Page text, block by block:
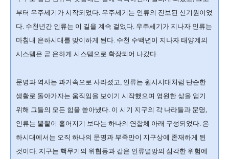
부터 우주세기가 시작되었다. 우주세기는 인류의 진보된 신기원이었
다. 수천년간 인류는 이 길을 계속 걸었다. 우주세기가 지나자 인류는
마침내 은하시대를 맞이하게 된다. 수천 수백년이 지나자 태양계의
시스템은 곧 은하계 시스템으로 확장되어 나갔다.
문명과 역사는 과거속으로 사라졌고, 인류는 원시시대처럼 단순한
생활로 돌아가자는 움직임을 보이기 시작했으며 영원한 삶을 얻기
위해 그들의 모든 힘을 쏟아냈다. 이 시기 지구의 각 나라들과 문명,
인류는 뿔뿔이 흩어지기 보다는 하나의 연합체 아래 구성되었다. 은
하시대에서는 오직 하나의 문명과 부족만이 지구상에 존재하게 된
것이다. 지구는 핵무기의 위협등과 같은 인류멸망의 심각한 위험에